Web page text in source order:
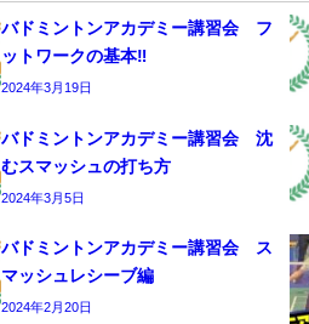
バドミントンアカデミー講習会 フ
ットワークの基本‼️
2024年3月19日
バドミントンアカデミー講習会 沈
むスマッシュの打ち方
2024年3月5日
バドミントンアカデミー講習会 ス
マッシュレシーブ編
2024年2月20日